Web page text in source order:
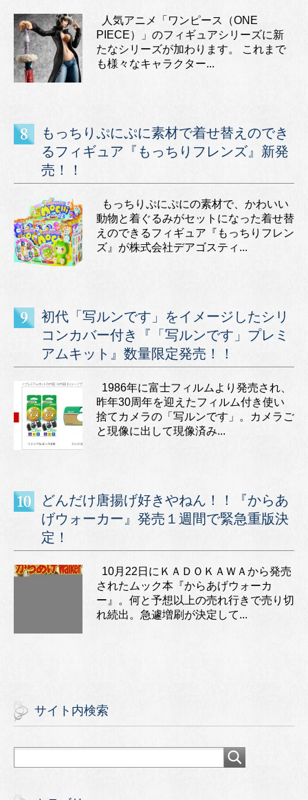
人気アニメ「ワンピース（ONE
PIECE）」のフィギュアシリーズに新
たなシリーズが加わります。 これまで
も様々なキャラクター...
もっちりぷにぷに素材で着せ替えのでき
るフィギュア『もっちりフレンズ』新発
売！！
もっちりぷにぷにの素材で、かわいい
動物と着ぐるみがセットになった着せ替
えのできるフィギュア『もっちりフレン
ズ』が株式会社デアゴスティ...
初代「写ルンです」をイメージしたシリ
コンカバー付き『「写ルンです」プレミ
アムキット』数量限定発売！！
1986年に富士フィルムより発売され、
昨年30周年を迎えたフィルム付き使い
捨てカメラの「写ルンです」。カメラご
と現像に出して現像済み...
どんだけ唐揚げ好きやねん！！『からあ
げウォーカー』発売１週間で緊急重版決
定！
10月22日にＫＡＤＯＫＡＷＡから発売
されたムック本『からあげウォーカ
ー』。何と予想以上の売れ行きで売り切
れ続出。急遽増刷が決定して...
サイト内検索